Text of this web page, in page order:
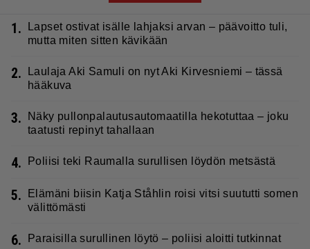
1.
Lapset ostivat isälle lahjaksi arvan – päävoitto tuli,
mutta miten sitten kävikään
2.
Laulaja Aki Samuli on nyt Aki Kirvesniemi – tässä
hääkuva
3.
Näky pullonpalautusautomaatilla hekotuttaa – joku
taatusti repinyt tahallaan
4. Poliisi teki Raumalla surullisen löydön metsästä
5.
Elämäni biisin Katja Ståhlin roisi vitsi suututti somen
välittömästi
6. Paraisilla surullinen löytö – poliisi aloitti tutkinnat